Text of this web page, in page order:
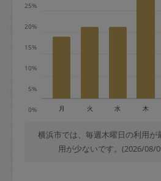
50%
金曜日9時～土曜日8時
＋交通費全額
依頼者不在による当日キ
金額の100%＋交通費全
0%
5%
10%
15%
20%
25%
月 火 水 木
横浜市では、毎週木曜日の利用が
用が少ないです。(2026/08/